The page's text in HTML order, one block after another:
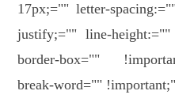
17px;="" letter-
justify;="" line-
border-box=""
break-word=""